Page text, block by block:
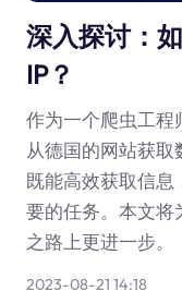
深入探讨：
IP？
作为一个爬虫工程
从德国的网站获取
既能高效获取信
要的任务。本文将
之路上更进一步。
2023-08-21 14:18